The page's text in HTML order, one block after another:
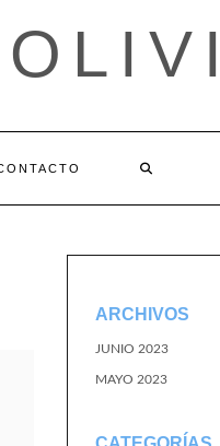
ARCHIVOS
JUNIO 2023
MAYO 2023